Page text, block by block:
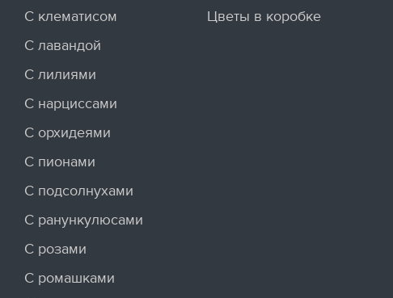
С клематисом
С лавандой
С лилиями
С нарциссами
С орхидеями
С пионами
С подсолнухами
С ранункулюсами
С розами
С ромашками
Цветы в коробке